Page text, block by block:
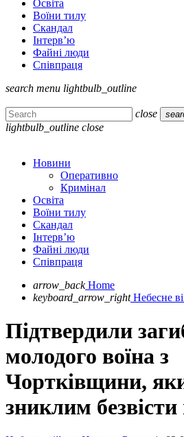
Освіта
Воїни тилу
Скандал
Інтерв’ю
Файні люди
Співпраця
search menu lightbulb_outline
close
lightbulb_outline close
Новини
Оперативно
Кримінал
Освіта
Воїни тилу
Скандал
Інтерв’ю
Файні люди
Співпраця
arrow_back Home
keyboard_arrow_right Небесне
Підтвердили
молодого воїна з
Чортківщини,
зниклим безвісти